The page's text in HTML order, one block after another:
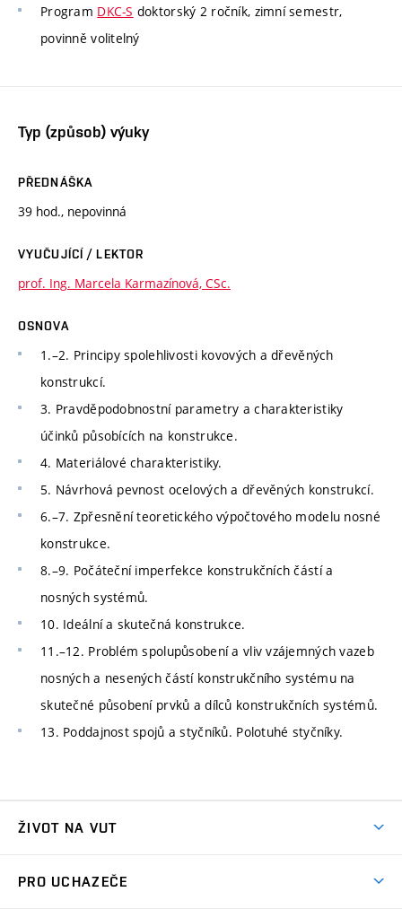
Program DKC-S doktorský 2 ročník, zimní semestr,
povinně volitelný
Typ (způsob) výuky
PŘEDNÁŠKA
39 hod., nepovinná
VYUČUJÍCÍ / LEKTOR
prof. Ing. Marcela Karmazínová, CSc.
OSNOVA
1.–2. Principy spolehlivosti kovových a dřevěných
konstrukcí.
3. Pravděpodobnostní parametry a charakteristiky
účinků působících na konstrukce.
4. Materiálové charakteristiky.
5. Návrhová pevnost ocelových a dřevěných konstrukcí.
6.–7. Zpřesnění teoretického výpočtového modelu nosné
konstrukce.
8.–9. Počáteční imperfekce konstrukčních částí a
nosných systémů.
10. Ideální a skutečná konstrukce.
11.–12. Problém spolupůsobení a vliv vzájemných vazeb
nosných a nesených částí konstrukčního systému na
skutečné působení prvků a dílců konstrukčních systémů.
13. Poddajnost spojů a styčníků. Polotuhé styčníky.
ŽIVOT NA VUT
PRO UCHAZEČE